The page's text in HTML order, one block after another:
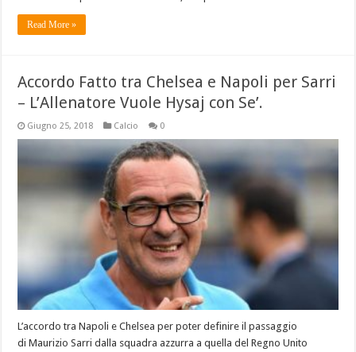
Read More »
Accordo Fatto tra Chelsea e Napoli per Sarri
– L’Allenatore Vuole Hysaj con Se’.
Giugno 25, 2018 Calcio 0
L’accordo tra Napoli e Chelsea per poter definire il passaggio
di Maurizio Sarri dalla squadra azzurra a quella del Regno Unito